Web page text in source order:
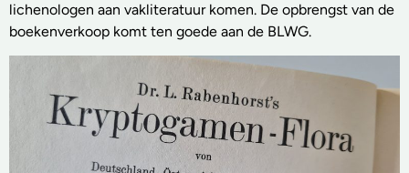
lichenologen aan vakliteratuur komen. De opbrengst van de
boekenverkoop komt ten goede aan de BLWG.